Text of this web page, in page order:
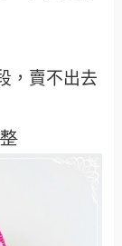
，賣不出去